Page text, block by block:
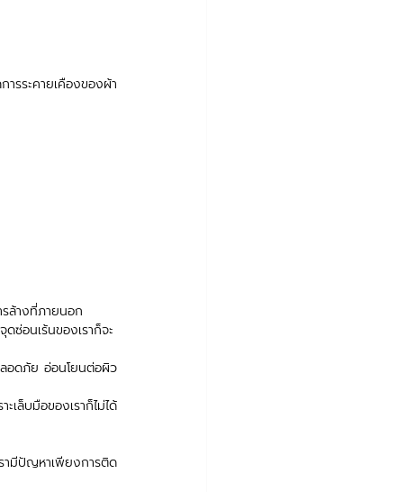
รระคายเคืองของผ้า
รล้างที่ภายนอก
ซ่อนเร้นของเราก็จะ
ลอดภัย อ่อนโยนต่อผิว
ล็บมือของเราก็ไม่ได้
ามีปัญหาเพียงการติด